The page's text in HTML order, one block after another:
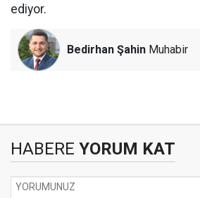
ediyor.
Bedirhan Şahin Muhabir
HABERE YORUM KAT